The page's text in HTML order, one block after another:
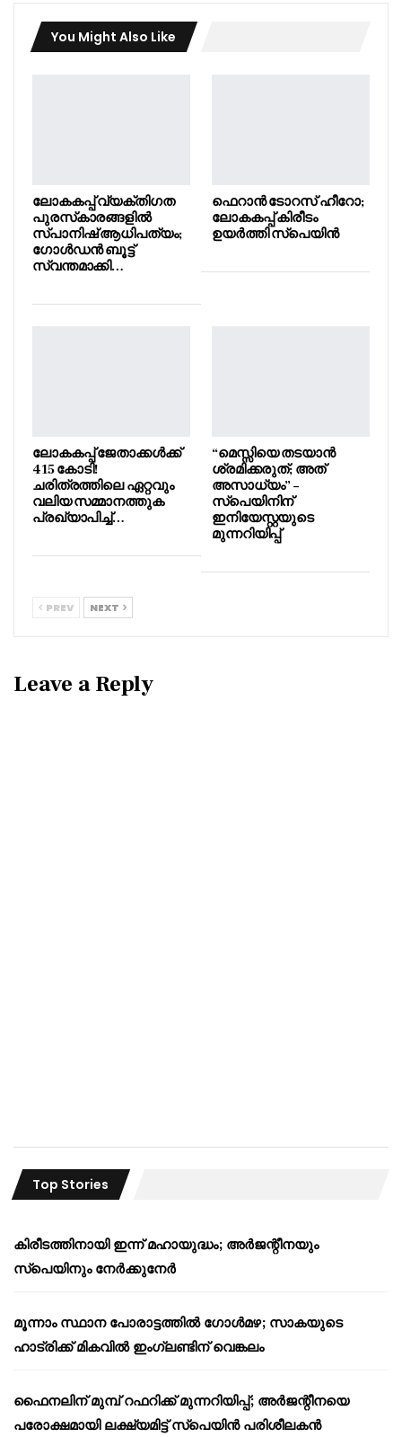
You Might Also Like
ലോകകപ്പ് വ്യക്തിഗത
പുരസ്‌കാരങ്ങളിൽ
സ്പാനിഷ് ആധിപത്യം;
ഗോൾഡൻ ബൂട്ട്
സ്വന്തമാക്കി…
ഫെറാൻ ടോറസ് ഹീറോ;
ലോകകപ്പ് കിരീടം
ഉയർത്തി സ്പെയിൻ
ലോകകപ്പ് ജേതാക്കൾക്ക്
415 കോടി!
ചരിത്രത്തിലെ ഏറ്റവും
വലിയ സമ്മാനത്തുക
പ്രഖ്യാപിച്ച്…
“മെസ്സിയെ തടയാൻ
ശ്രമിക്കരുത്; അത്
അസാധ്യം” –
സ്പെയിനിന്
ഇനിയേസ്റ്റയുടെ
മുന്നറിയിപ്പ്
PREV NEXT
Leave a Reply
Top Stories
കിരീടത്തിനായി ഇന്ന് മഹായുദ്ധം; അർജന്റീനയും
സ്പെയിനും നേർക്കുനേർ
മൂന്നാം സ്ഥാന പോരാട്ടത്തിൽ ഗോൾമഴ; സാകയുടെ
ഹാട്രിക്ക് മികവിൽ ഇംഗ്ലണ്ടിന് വെങ്കലം
ഫൈനലിന് മുമ്പ് റഫറിക്ക് മുന്നറിയിപ്പ്; അർജന്റീനയെ
പരോക്ഷമായി ലക്ഷ്യമിട്ട് സ്പെയിൻ പരിശീലകൻ